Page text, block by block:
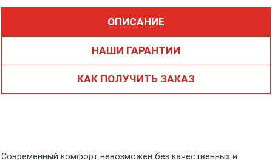
ОПИСАНИЕ
НАШИ ГАРАНТИИ
КАК ПОЛУЧИТЬ ЗАКАЗ
Современный комфорт невозможен без качественных и